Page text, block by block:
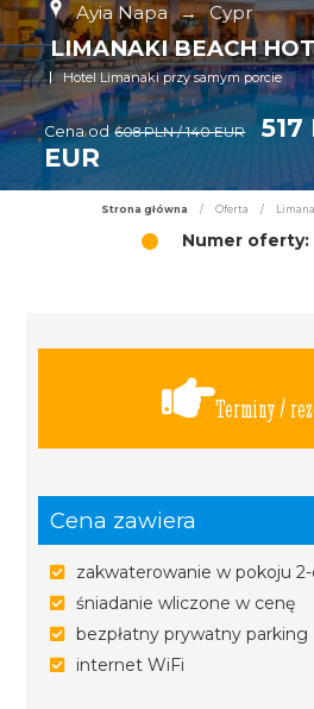
Ayia Napa → Cypr
LIMANAKI BEACH
Hotel Limanaki przy samym porcie
Cena od 608 PLN / 140 EUR
517
EUR
Strona główna / Oferta /
Numer oferty:
Terminy /
Cena zawiera
zakwaterowanie w pokoju
śniadanie wliczone w cenę
bezpłatny prywatny parking
internet WiFi